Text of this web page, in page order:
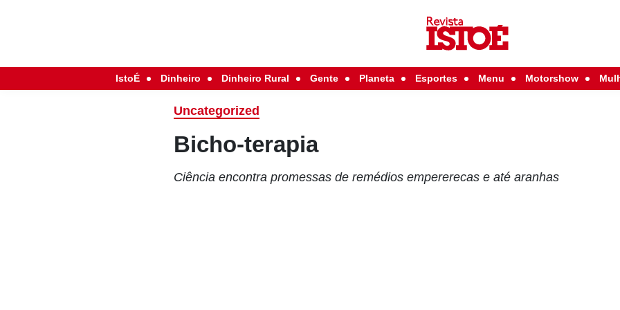
IstoÉ Dinheiro Dinheiro Rural Gente Planeta Esportes Menu Motorshow
Uncategorized
Bicho-terapia
Ciência encontra promessas de remédios empererecas e até aranhas